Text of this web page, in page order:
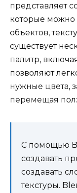
представляет
которые можно
объектов,
существует
палитр,
позволяют
нужные цвета,
перемещая
С помощью
создавать
создавать
текстуры.